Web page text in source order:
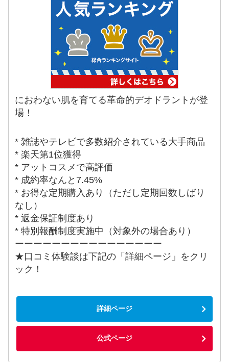
におわない肌を育てる革命的デオドラントが登
場！
* 雑誌やテレビで多数紹介されている大手商品
* 楽天第1位獲得
* アットコスメで高評価
* 成約率なんと7.45%
* お得な定期購入あり（ただし定期回数しばり
なし）
* 返金保証制度あり
* 特別報酬制度実施中（対象外の場合あり）
ーーーーーーーーーーーーーーーー
★口コミ体験談は下記の「詳細ページ」をクリ
ック！
詳細ページ
公式ページ